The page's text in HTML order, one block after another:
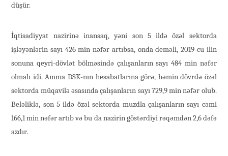
düşür.
İqtisadiyyat nazirinə inansaq, yəni son 5 ildə özəl sektorda
işləyənlərin sayı 426 min nəfər artıbsa, onda deməli, 2019-cu ilin
sonuna qeyri-dövlət bölməsində çalışanların sayı 484 min nəfər
olmalı idi. Amma DSK-nın hesabatlarına görə, həmin dövrdə özəl
sektorda müqavilə əsasında çalışanların sayı 729,9 min nəfər olub.
Beləliklə, son 5 ildə özəl sektorda muzdla çalışanların sayı cəmi
166,1 min nəfər artıb və bu da nazirin göstərdiyi rəqəmdən 2,6 dəfə
azdır.